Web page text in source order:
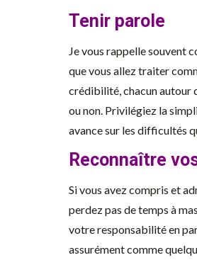
Tenir parole
Je vous rappelle souvent
que vous allez traiter
crédibilité, chacun autour
ou non. Privilégiez la
avance sur les difficultés
Reconnaître
Si vous avez compris et
perdez pas de temps à
votre responsabilité en
assurément comme